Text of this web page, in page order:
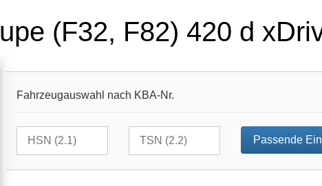
(F32, F82) 420 d
Fahrzeugauswahl nach KBA-Nr.
Passende